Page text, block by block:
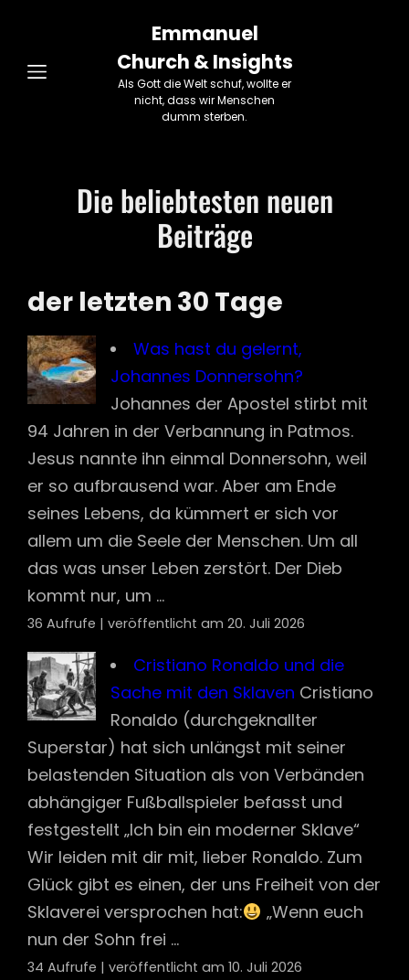
Emmanuel
Church & Insights
Als Gott die Welt schuf, wollte er
nicht, dass wir Menschen
dumm sterben.
Die beliebtesten neuen
Beiträge
der letzten 30 Tage
Was hast du gelernt,
Johannes Donnersohn?
Johannes der Apostel stirbt mit
94 Jahren in der Verbannung in Patmos.
Jesus nannte ihn einmal Donnersohn, weil
er so aufbrausend war. Aber am Ende
seines Lebens, da kümmert er sich vor
allem um die Seele der Menschen. Um all
das was unser Leben zerstört. Der Dieb
kommt nur, um ...
36 Aufrufe | veröffentlicht am 20. Juli 2026
Cristiano Ronaldo und die
Sache mit den Sklaven Cristiano
Ronaldo (durchgeknallter
Superstar) hat sich unlängst mit seiner
belastenden Situation als von Verbänden
abhängiger Fußballspieler befasst und
festgestellt „Ich bin ein moderner Sklave“
Wir leiden mit dir mit, lieber Ronaldo. Zum
Glück gibt es einen, der uns Freiheit von der
Sklaverei versprochen hat:
„Wenn euch
nun der Sohn frei ...
34 Aufrufe | veröffentlicht am 10. Juli 2026